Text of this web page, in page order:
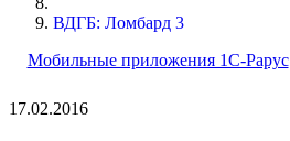
ВДГБ: Ломбард 3
Мобильные приложения 1С-Рарус
17.02.2016